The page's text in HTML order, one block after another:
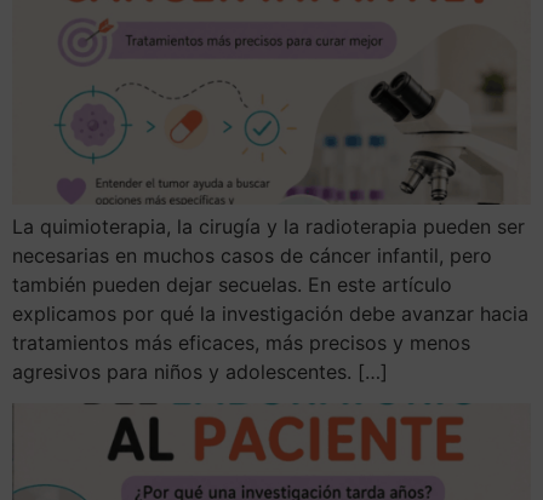
La quimioterapia, la cirugía y la radioterapia pueden ser
necesarias en muchos casos de cáncer infantil, pero
también pueden dejar secuelas. En este artículo
explicamos por qué la investigación debe avanzar hacia
tratamientos más eficaces, más precisos y menos
agresivos para niños y adolescentes. […]